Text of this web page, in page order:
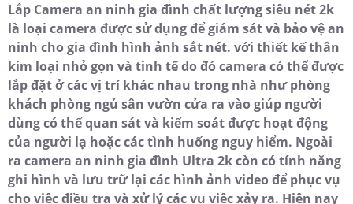
Lắp Camera an ninh gia đình chất lượng siêu nét 2k
là loại camera được sử dụng để giám sát và bảo vệ an
ninh cho gia đình hình ảnh sắt nét. với thiết kế thân
kim loại nhỏ gọn và tinh tế do đó camera có thể được
lắp đặt ở các vị trí khác nhau trong nhà như phòng
khách phòng ngủ sân vườn cửa ra vào giúp người
dùng có thể quan sát và kiểm soát được hoạt động
của người lạ hoặc các tình huống nguy hiểm. Ngoài
ra camera an ninh gia đình Ultra 2k còn có tính năng
ghi hình và lưu trữ lại các hình ảnh video để phục vụ
cho việc điều tra và xử lý các vụ việc xảy ra. Hiện nay